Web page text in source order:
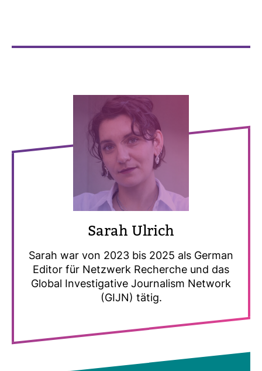
Sarah Ulrich
Sarah war von 2023 bis 2025 als German
Editor für Netz­werk Recherche und das
Global Inves­ti­ga­tive Jour­na­lism Net­work
(GIJN) tätig.